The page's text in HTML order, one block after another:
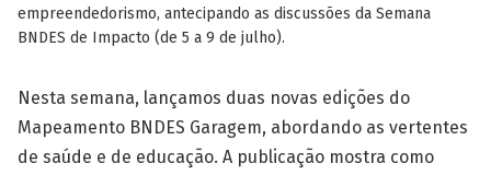
empreendedorismo, antecipando as discussões da Semana
BNDES de Impacto (de 5 a 9 de julho).
Nesta semana, lançamos duas novas edições do
Mapeamento BNDES Garagem, abordando as vertentes
de saúde e de educação. A publicação mostra como